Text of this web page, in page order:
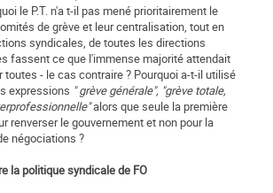
le P.T. n'a t-il pas mené prioritairement le
de grève et leur centralisation, tout en
syndicales, de toutes les directions
fassent ce que l'immense majorité attendait
toutes - le cas contraire ? Pourquoi a-t-il utilisé
expressions " grève générale", "grève totale,
alors que seule la première
renverser le gouvernement et non pour la
négociations ?
la politique syndicale de FO